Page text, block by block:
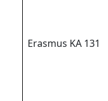
Erasmus KA 131